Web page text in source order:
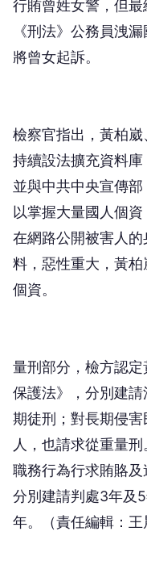
行賄曾姓女警，但
《刑法》公務員洩
將曾女起訴。
檢察官指出，黃柏
持續設法擴充資料庫
並與中共中央宣傳
以掌握大量國人個
在網路公開被害人
料，惡性重大，黃
個資。
量刑部分，檢方認
保護法》，分別建
期徒刑；對長期侵
人，也請求從重量
職務行為行求賄賂
分別建請判處3年及
年。（責任編輯：王